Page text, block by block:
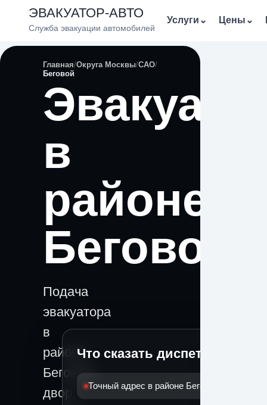
ЭВАКУАТОР-АВТО
Служба эвакуации автомобилей
Услуги ⌄ Цены ⌄
Главная Округа Москвы САО
Беговой
в
районе
Беговой
Подача
эвакуатора
в
районе
Беговой:
двор,
Что сказать диспетчеру
Точный адрес в районе Беговой